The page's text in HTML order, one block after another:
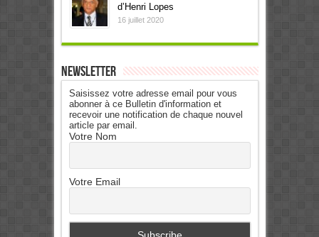
d’Henri Lopes
16 juillet 2020
Newsletter
Saisissez votre adresse email pour vous
abonner à ce Bulletin d'information et
recevoir une notification de chaque nouvel
article par email.
Votre Nom
Votre Email